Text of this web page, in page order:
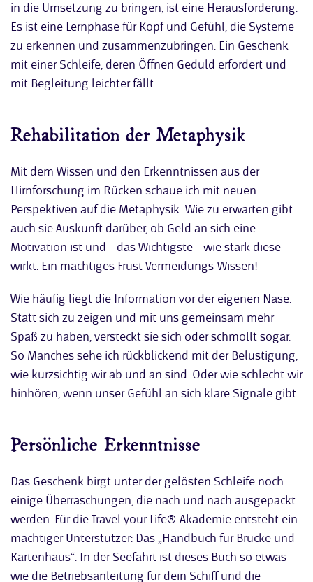
in die Umsetzung zu bringen, ist eine Herausforderung.
Es ist eine Lernphase für Kopf und Gefühl, die Systeme
zu erkennen und zusammenzubringen. Ein Geschenk
mit einer Schleife, deren Öffnen Geduld erfordert und
mit Begleitung leichter fällt.
Rehabilitation der Metaphysik
Mit dem Wissen und den Erkenntnissen aus der
Hirnforschung im Rücken schaue ich mit neuen
Perspektiven auf die Metaphysik. Wie zu erwarten gibt
auch sie Auskunft darüber, ob Geld an sich eine
Motivation ist und – das Wichtigste – wie stark diese
wirkt. Ein mächtiges Frust-Vermeidungs-Wissen!
Wie häufig liegt die Information vor der eigenen Nase.
Statt sich zu zeigen und mit uns gemeinsam mehr
Spaß zu haben, versteckt sie sich oder schmollt sogar.
So Manches sehe ich rückblickend mit der Belustigung,
wie kurzsichtig wir ab und an sind. Oder wie schlecht wir
hinhören, wenn unser Gefühl an sich klare Signale gibt.
Persönliche Erkenntnisse
Das Geschenk birgt unter der gelösten Schleife noch
einige Überraschungen, die nach und nach ausgepackt
werden. Für die Travel your Life®-Akademie entsteht ein
mächtiger Unterstützer: Das „Handbuch für Brücke und
Kartenhaus“. In der Seefahrt ist dieses Buch so etwas
wie die Betriebsanleitung für dein Schiff und die